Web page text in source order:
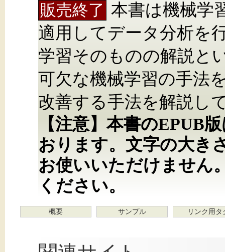
販売終了 本書は機械学
適用してデータ分析を
学習そのものの解説と
可欠な機械学習の手法
改善する手法を解説し
【注意】本書のEPUB
おります。文字の大き
お使いいただけません
ください。
概要 サンプル リンク用タ